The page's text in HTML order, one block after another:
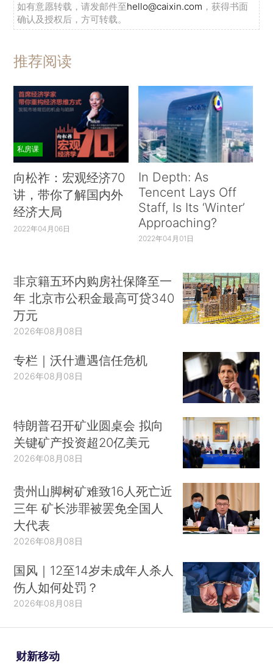
如有意愿转载，请发邮件至hello@caixin.com ，获得书面
确认及授权后，方可转载。
推荐阅读
私房课
向松祚：宏观经济70
讲，带你了解国内外
经济大局
2022年04月06日
In Depth: As
Tencent Lays Off
Staff, Is Its ‘Winter’
Approaching?
2022年04月01日
非京籍五环内购房社保降至一
年 北京市公积金最高可贷340
万元
2026年08月08日
专栏｜沃什遭遇信任危机
2026年08月08日
特朗普召开矿业圆桌会 拟向
关键矿产投资超20亿美元
2026年08月08日
贵州山脚树矿难致16人死亡近
三年 矿长涉罪被罢免全国人
大代表
2026年08月08日
国风｜12至14岁未成年人杀人
伤人如何处罚？
2026年08月08日
财新移动